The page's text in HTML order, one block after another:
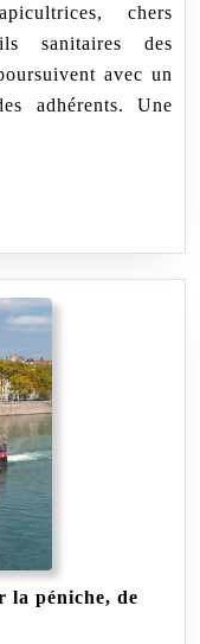
–
2018
sanitaires des
avec un
adhérents. Une
la péniche, de